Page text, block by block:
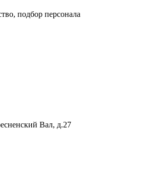
подбор персонала
Вал, д.27